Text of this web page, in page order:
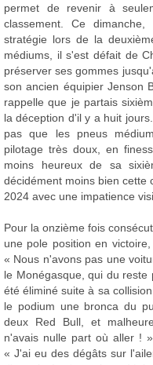
permet de revenir à
classement. Ce
stratégie lors de la
médiums, il s'est défait de
préserver ses gommes
son ancien équipier Jenson
rappelle que je partais
la déception d'il y a huit
pas que les pneus
pilotage très doux, en
moins heureux de sa
décidément moins bien cette
2024 avec une impatience
Pour la onzième fois
une pole position en
« Nous n'avons pas une
le Monégasque, qui du
été éliminé suite à sa
le podium une bronca du
deux Red Bull, et
n'avais nulle part où aller !
« J'ai eu des dégâts sur